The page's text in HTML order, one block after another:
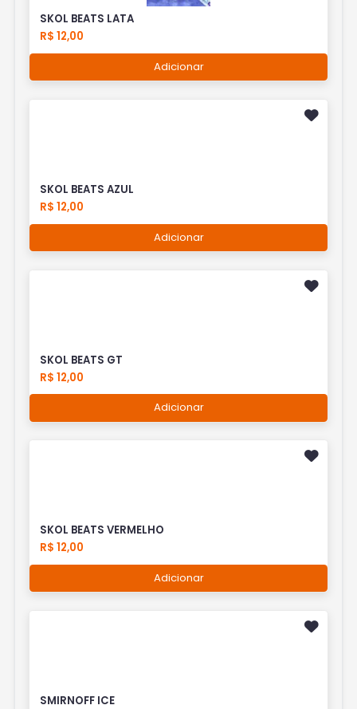
SKOL BEATS LATA
R$ 12,00
Adicionar
SKOL BEATS AZUL
R$ 12,00
Adicionar
SKOL BEATS GT
R$ 12,00
Adicionar
SKOL BEATS VERMELHO
R$ 12,00
Adicionar
SMIRNOFF ICE